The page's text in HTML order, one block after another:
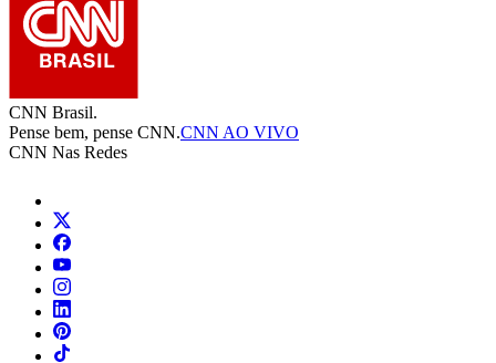
CNN Brasil.
Pense bem, pense CNN.CNN AO VIVO
CNN Nas Redes